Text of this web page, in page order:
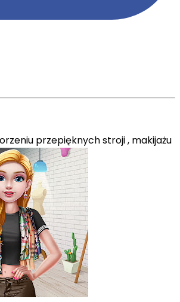
przepięknych stroji , makijażu